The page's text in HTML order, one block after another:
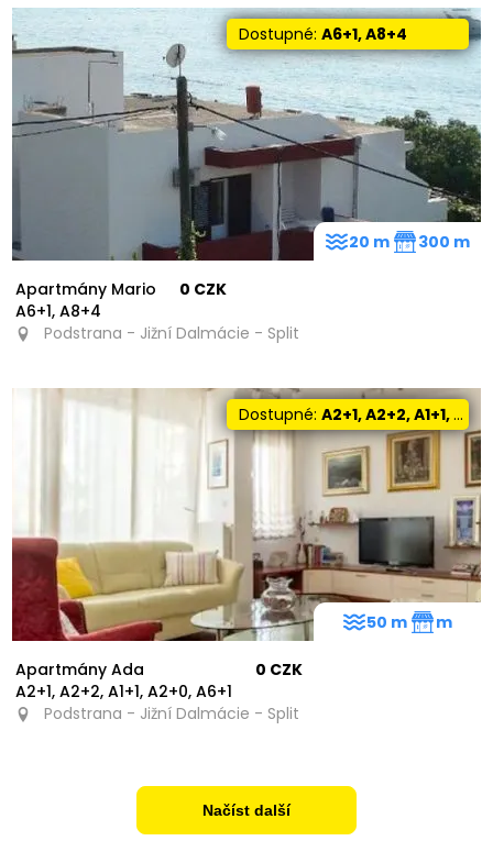
Dostupné:A6+1, A8+4
Apartmány Mario
A6+1, A8+4
0 CZK
Podstrana - Jižní Dalmácie - Split
20 m 300 m
Dostupné:A2+1, A2+2, A1+1, A2+0, A6+1
Apartmány Ada
A2+1, A2+2, A1+1, A2+0, A6+1
0 CZK
Podstrana - Jižní Dalmácie - Split
50 m m
Načíst další